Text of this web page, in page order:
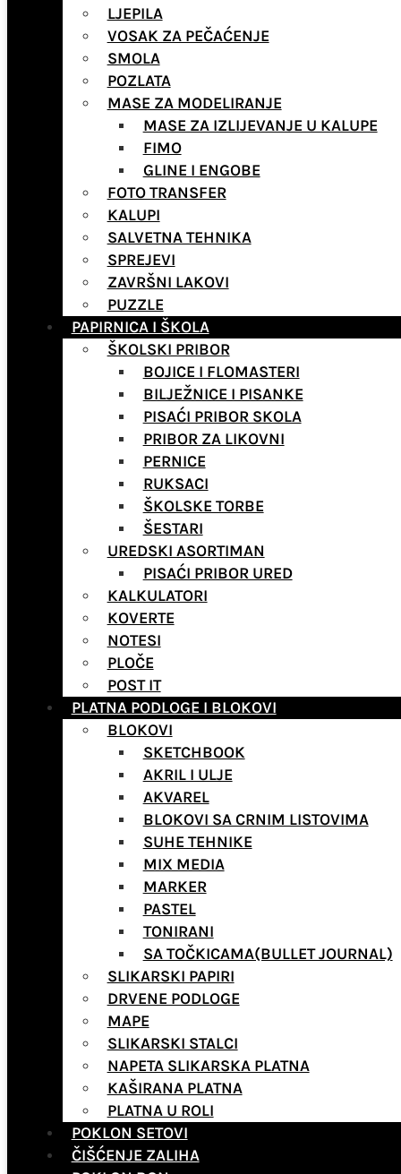
LJEPILA
VOSAK ZA PEČAĆENJE
SMOLA
POZLATA
MASE ZA MODELIRANJE
MASE ZA IZLIJEVANJE U KALUPE
FIMO
GLINE I ENGOBE
FOTO TRANSFER
KALUPI
SALVETNA TEHNIKA
SPREJEVI
ZAVRŠNI LAKOVI
PUZZLE
PAPIRNICA I ŠKOLA
ŠKOLSKI PRIBOR
BOJICE I FLOMASTERI
BILJEŽNICE I PISANKE
PISAĆI PRIBOR SKOLA
PRIBOR ZA LIKOVNI
PERNICE
RUKSACI
ŠKOLSKE TORBE
ŠESTARI
UREDSKI ASORTIMAN
PISAĆI PRIBOR URED
KALKULATORI
KOVERTE
NOTESI
PLOČE
POST IT
PLATNA PODLOGE I BLOKOVI
BLOKOVI
SKETCHBOOK
AKRIL I ULJE
AKVAREL
BLOKOVI SA CRNIM LISTOVIMA
SUHE TEHNIKE
MIX MEDIA
MARKER
PASTEL
TONIRANI
SA TOČKICAMA(BULLET JOURNAL)
SLIKARSKI PAPIRI
DRVENE PODLOGE
MAPE
SLIKARSKI STALCI
NAPETA SLIKARSKA PLATNA
KAŠIRANA PLATNA
PLATNA U ROLI
POKLON SETOVI
ČIŠĆENJE ZALIHA